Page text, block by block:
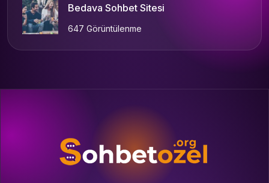
Bedava Sohbet Sitesi
647 Görüntülenme